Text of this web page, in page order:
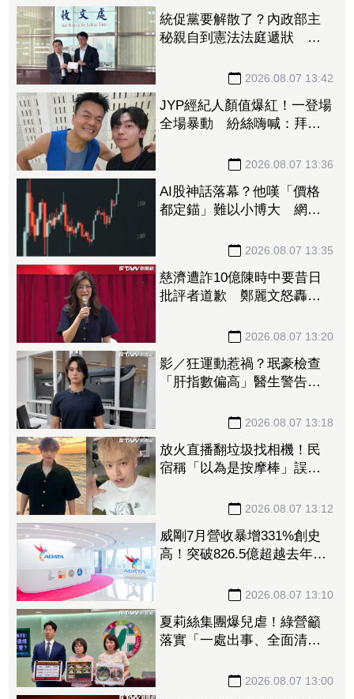
統促黨要解散了？內政部主
秘親自到憲法法庭遞狀 聲
2026.08.07 13:42
JYP經紀人顏值爆紅！一登場
全場暴動 紛絲嗨喊：拜託
2026.08.07 13:36
AI股神話落幕？他嘆「價格
都定錨」難以小博大 網搖
2026.08.07 13:35
慈濟遭詐10億陳時中要昔日
批評者道歉 鄭麗文怒轟無
2026.08.07 13:20
影／狂運動惹禍？珉豪檢查
「肝指數偏高」醫生警告：
2026.08.07 13:18
放火直播翻垃圾找相機！民
宿稱「以為是按摩棒」誤
2026.08.07 13:12
威剛7月營收暴增331%創史
高！突破826.5億超越去年全
2026.08.07 13:10
夏莉絲集團爆兒虐！綠營籲
落實「一處出事、全面清
2026.08.07 13:00